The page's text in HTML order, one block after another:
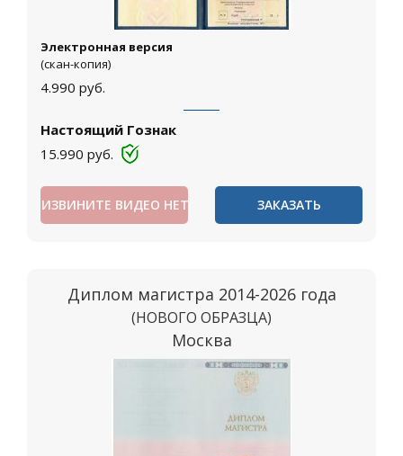
Электронная версия
(скан-копия)
4.990 руб.
Настоящий Гознак
15.990 руб.
ИЗВИНИТЕ ВИДЕО НЕТ ЗАКАЗАТЬ
Диплом магистра 2014-2026 года
(НОВОГО ОБРАЗЦА)
Москва